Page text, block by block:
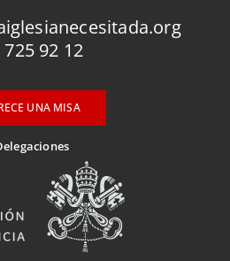
725 92 12
UNA MISA